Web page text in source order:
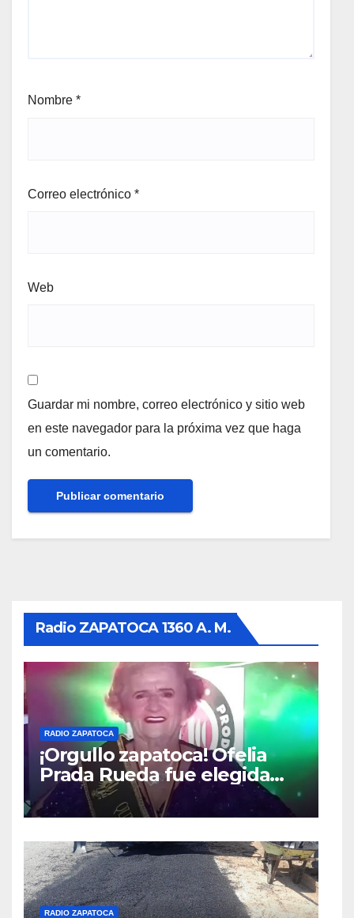
Nombre *
Correo electrónico *
Web
Guardar mi nombre, correo electrónico y sitio web
en este navegador para la próxima vez que haga
un comentario.
Radio ZAPATOCA 1360 A. M.
RADIO ZAPATOCA
¡Orgullo zapatoca! Ofelia
Prada Rueda fue elegida
Reina Nacional – Queen of
the Universe, categoría
RADIO ZAPATOCA